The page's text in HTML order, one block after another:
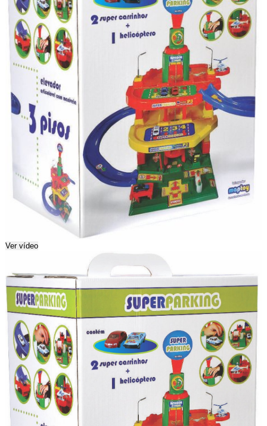
Ver vídeo